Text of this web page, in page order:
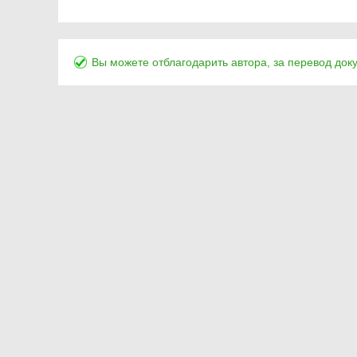
Вы можете отблагодарить автора, за перевод